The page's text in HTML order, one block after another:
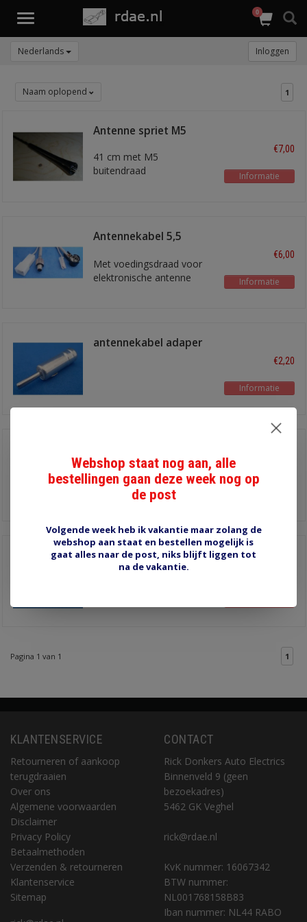
Toggle
0
Nederlands Inloggen
Naam oplopend 1
Antenne spriet M5
41 cm met M5
buitendraad
€7,00
Informatie
Antennekabel 5,5
Met voedingsdraad voor
elektronische antenne
€6,00
Informatie
antennekabel adaper
€2,20
Informatie
klassieke
antennestekker
Pagina 1 van 1 1
KLANTENSERVICE
Retourneren of aankoop
terugdraaien
Over ons
Algemene voorwaarden
Disclaimer
Privacy Policy
Betaalmethoden
Verzenden & retourneren
Klantenservice
Sitemap
CONTACT
Rick Donkers Auto Electrics
Binnenveld 9 (geen
bezoekadres)
5462 GK Veghel
rick@rdae.nl
KvK nummer: 16067342
BTW nummer:
NL001768158B83
Iban nummer: NL44 RABO
Webshop staat nog aan, alle
bestellingen gaan deze week nog op
de post
Volgende week heb ik vakantie maar zolang de
webshop aan staat en bestellen mogelijk is
gaat alles naar de post, niks blijft liggen tot
na de vakantie.